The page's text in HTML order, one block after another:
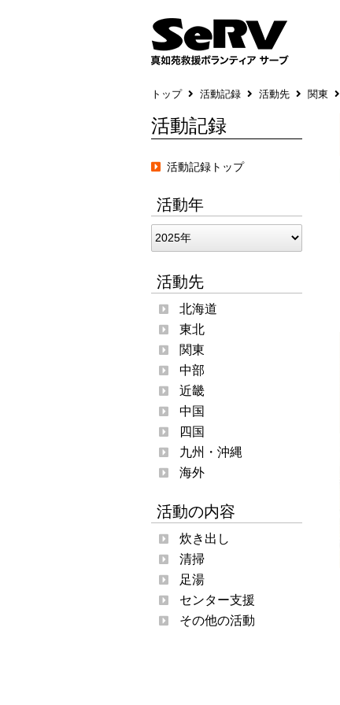
トップ 活動記録 活動先 関東
活動記録
活動記録トップ
活動年
活動先
北海道
東北
関東
中部
近畿
中国
四国
九州・沖縄
海外
活動の内容
炊き出し
清掃
足湯
センター支援
その他の活動